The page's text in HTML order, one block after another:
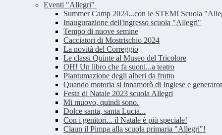
Eventi "Allegri"
Summer Camp 2024...con le STEM! Scuola
Inaugurazione dell'ingresso scuola "Allegri"
Tempo di nuove semine
Cacciatori di Mostrischio 2024
La novità del Correggio
Le classi Quinte al Museo del Tricolore
OH! Un libro che fa suoni...a teatro
Piantumazione degli alberi da frutto
Quando motoria si innamorò di Inglese e
Festa di Natale 2023 scuola Allegri
Mi muovo, quindi sono.
Dolce santa, santa Lucia...
Con i genitori... il Natale è più speciale!
Claun il Pimpa alla scuola primaria "Allegri"!